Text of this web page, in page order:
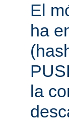
El
ha
la